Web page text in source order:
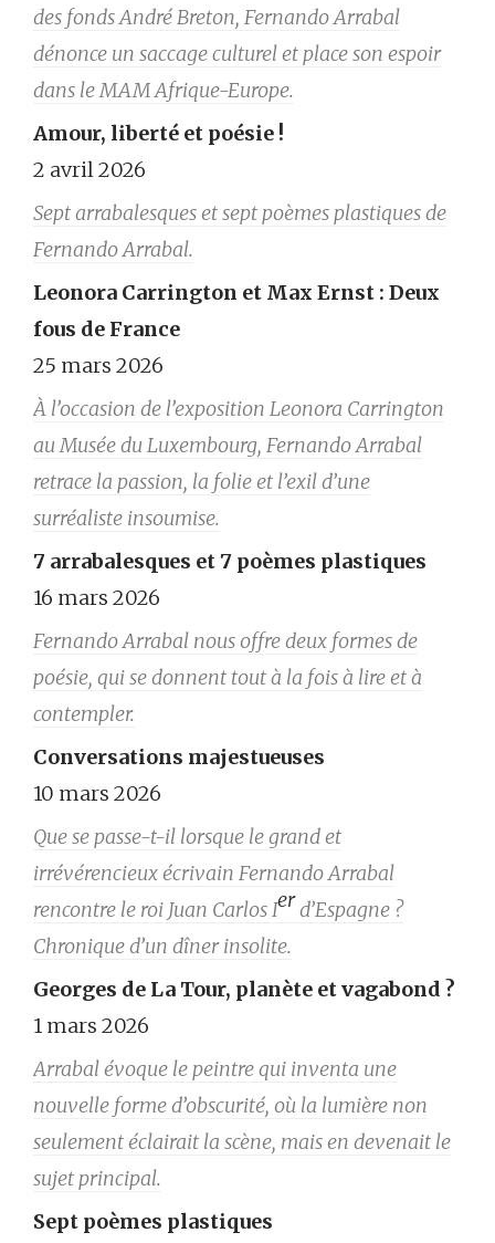
des fonds André Breton, Fernando Arrabal
dénonce un saccage culturel et place son espoir
dans le MAM Afrique-Europe.
Amour, liberté et poésie !
2 avril 2026
Sept arrabalesques et sept poèmes plastiques de
Fernando Arrabal.
Leonora Carrington et Max Ernst : Deux
fous de France
25 mars 2026
À l’occasion de l’exposition Leonora Carrington
au Musée du Luxembourg, Fernando Arrabal
retrace la passion, la folie et l’exil d’une
surréaliste insoumise.
7 arrabalesques et 7 poèmes plastiques
16 mars 2026
Fernando Arrabal nous offre deux formes de
poésie, qui se donnent tout à la fois à lire et à
contempler.
Conversations majestueuses
10 mars 2026
Que se passe-t-il lorsque le grand et
irrévérencieux écrivain Fernando Arrabal
rencontre le roi Juan Carlos Ierd’Espagne ?
Chronique d’un dîner insolite.
Georges de La Tour, planète et vagabond ?
1 mars 2026
Arrabal évoque le peintre qui inventa une
nouvelle forme d’obscurité, où la lumière non
seulement éclairait la scène, mais en devenait le
sujet principal.
Sept poèmes plastiques